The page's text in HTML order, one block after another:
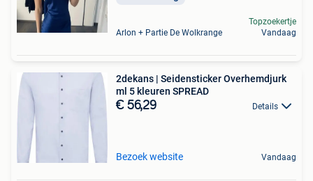
Arlon + Partie De Wolkrange
Topzoekertje
Vandaag
2dekans | Seidensticker Overhemdjurk
ml 5 kleuren SPREAD
€ 56,29 Details
Bezoek website Vandaag